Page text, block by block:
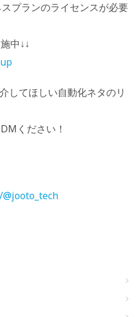
プランのライセンスが必要
中↓↓
してほしい自動化ネタのリ
ください！